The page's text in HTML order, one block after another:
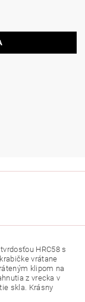
HRC58 s
vrátane
klipom na
z vrecka v
skla. Krásny